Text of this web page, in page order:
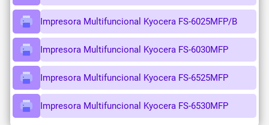
Impresora Multifuncional Kyocera FS-6025MFP/B
Impresora Multifuncional Kyocera FS-6030MFP
Impresora Multifuncional Kyocera FS-6525MFP
Impresora Multifuncional Kyocera FS-6530MFP